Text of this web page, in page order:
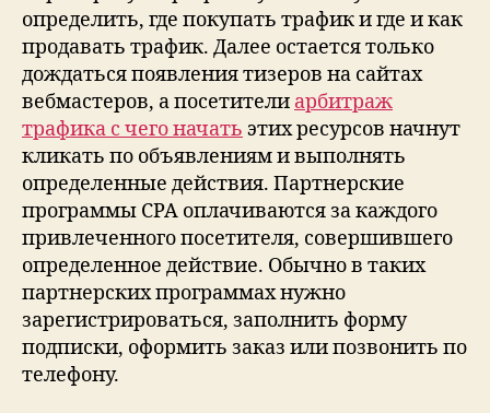
определить, где покупать трафик и где и как
продавать трафик. Далее остается только
дождаться появления тизеров на сайтах
вебмастеров, а посетители арбитраж
трафика с чего начать этих ресурсов начнут
кликать по объявлениям и выполнять
определенные действия. Партнерские
программы CPA оплачиваются за каждого
привлеченного посетителя, совершившего
определенное действие. Обычно в таких
партнерских программах нужно
зарегистрироваться, заполнить форму
подписки, оформить заказ или позвонить по
телефону.